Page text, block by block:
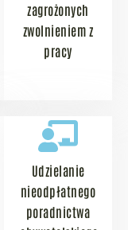
zagrożonych
zwolnieniem z
pracy
Udzielanie
nieodpłatnego
poradnictwa